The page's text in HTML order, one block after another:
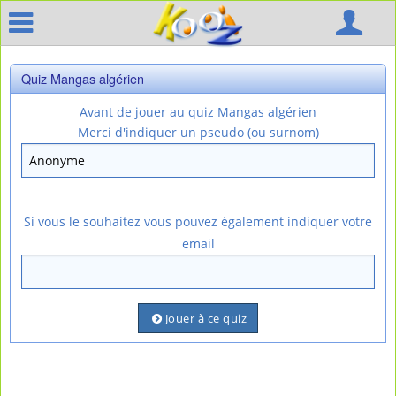
Quiz Mangas algérien
Avant de jouer au quiz Mangas algérien
Merci d'indiquer un pseudo (ou surnom)
Si vous le souhaitez vous pouvez également indiquer votre
email
Jouer à ce quiz